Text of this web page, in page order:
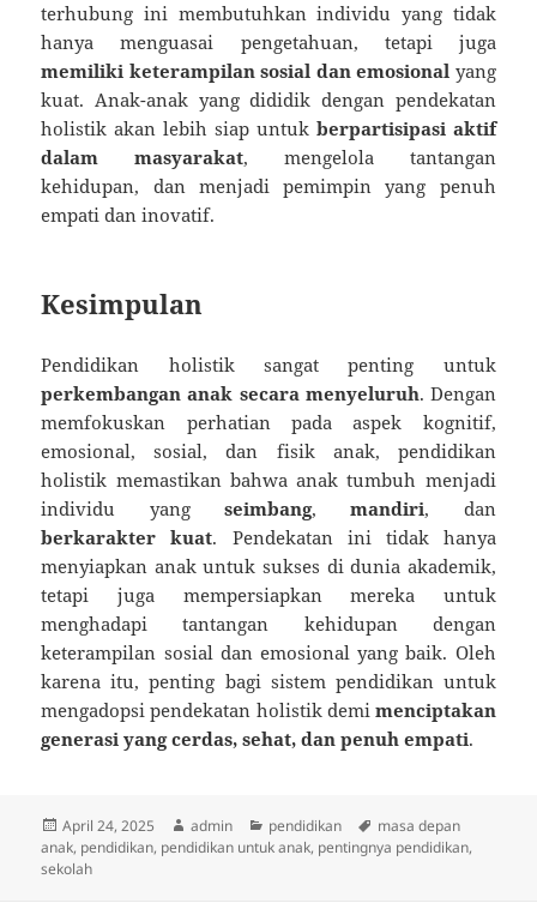
terhubung ini membutuhkan individu yang tidak
hanya menguasai pengetahuan, tetapi juga
memiliki keterampilan sosial dan emosional yang
kuat. Anak-anak yang dididik dengan pendekatan
holistik akan lebih siap untuk berpartisipasi aktif
dalam masyarakat, mengelola tantangan
kehidupan, dan menjadi pemimpin yang penuh
empati dan inovatif.
Kesimpulan
Pendidikan holistik sangat penting untuk
perkembangan anak secara menyeluruh. Dengan
memfokuskan perhatian pada aspek kognitif,
emosional, sosial, dan fisik anak, pendidikan
holistik memastikan bahwa anak tumbuh menjadi
individu yang seimbang,mandiri, dan
berkarakter kuat. Pendekatan ini tidak hanya
menyiapkan anak untuk sukses di dunia akademik,
tetapi juga mempersiapkan mereka untuk
menghadapi tantangan kehidupan dengan
keterampilan sosial dan emosional yang baik. Oleh
karena itu, penting bagi sistem pendidikan untuk
mengadopsi pendekatan holistik demi menciptakan
generasi yang cerdas, sehat, dan penuh empati.
Posted
on
April 24, 2025 Author
admin Categories
pendidikan Tags
masa depan
anak, pendidikan, pendidikan untuk anak, pentingnya pendidikan,
sekolah